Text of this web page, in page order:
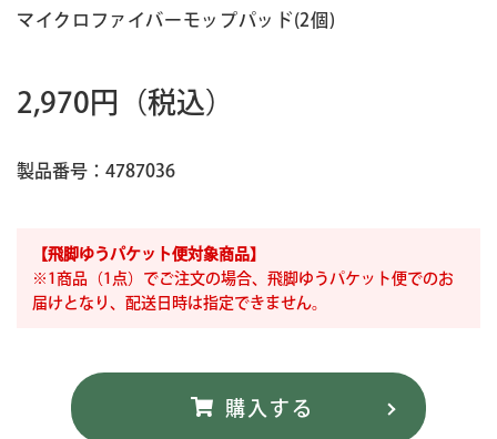
マイクロファイバーモップパッド(2個)
2,970円 （税込）
製品番号：4787036
【飛脚ゆうパケット便対象商品】
※1商品（1点）でご注文の場合、飛脚ゆうパケット便でのお
届けとなり、配送日時は指定できません。